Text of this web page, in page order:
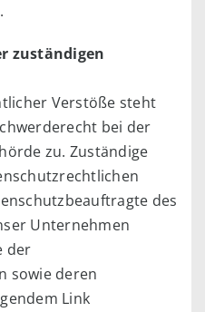
zuständigen
Verstöße steht
bei der
zu. Zuständige
des
Unternehmen
der
sowie deren
Link